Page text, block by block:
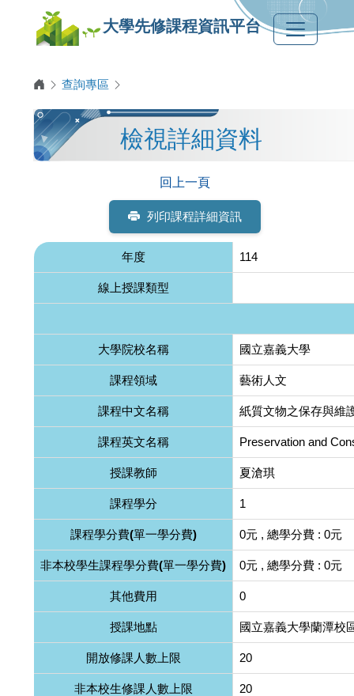
大學先修課程資訊平台
查詢專區
檢視詳細資料
回上一頁
列印課程詳細資訊
年度 114
線上授課類型
大學院校名稱 國立嘉義大學
課程領域 藝術人文
課程中文名稱 紙質文物之保存與維
課程英文名稱 Preservation and
授課教師 夏滄琪
課程學分 1
課程學分費(單一學分費) 0元 , 總學分費 : 0元
非本校學生課程學分費(單一學分費) 0元 , 總學分費 : 0元
其他費用 0
授課地點 國立嘉義大學蘭潭校
開放修課人數上限 20
非本校生修課人數上限 20